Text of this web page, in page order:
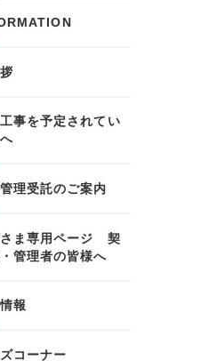
事を予定されてい
理受託のご案内
さま専用ページ 契
管理者の皆様へ
報
コーナー